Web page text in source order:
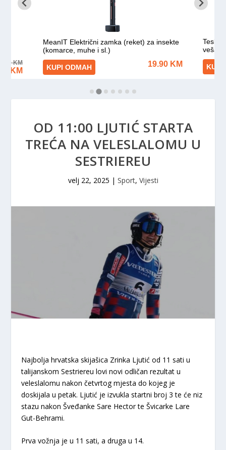
OD 11:00 LJUTIĆ STARTA
TREĆA NA VELESLALOMU U
SESTRIEREU
velj 22, 2025 | Sport, Vijesti
Najbolja hrvatska skijašica Zrinka Ljutić od 11 sati u
talijanskom Sestriereu lovi novi odličan rezultat u
veleslalomu nakon četvrtog mjesta do kojeg je
doskijala u petak. Ljutić je izvukla startni broj 3 te će niz
stazu nakon Šveđanke Sare Hector te Švicarke Lare
Gut-Behrami.
Prva vožnja je u 11 sati, a druga u 14.